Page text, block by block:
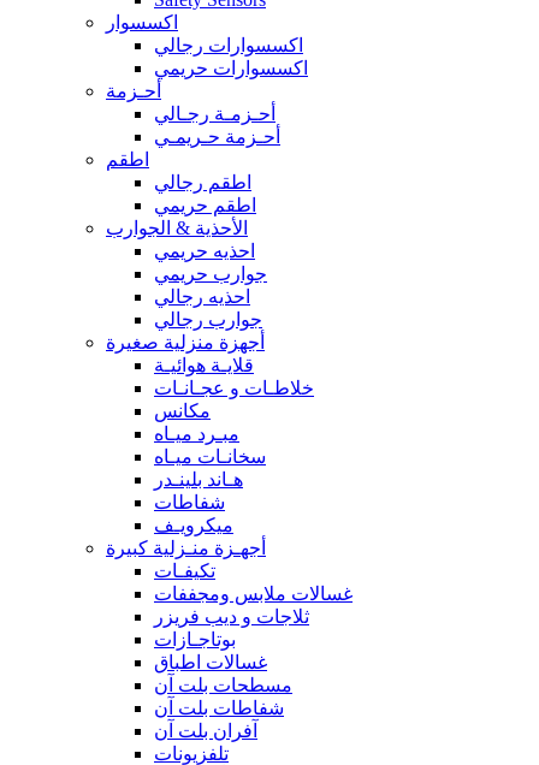
اكسسوار
اكسسوارات رجالي
اكسسوارات حريمي
أحـزمة
أحـزمـة رجـالي
أحـزمة حـريمـي
اطقم
اطقم رجالي
اطقم حريمي
الأحذية & الجوارب
احذيه حريمي
جوارب حريمي
احذيه رجالي
جوارب رجالي
أجهزة منزلية صغيرة
قلايـة هوائيـة
خلاطـات و عجـانـات
مكانس
مبـرد ميـاه
سخانـات ميـاه
هـاند بلينـدر
شفاطات
ميكرويـف
أجهـزة منـزلية كبيرة
تكيفـات
غسالات ملابس ومجففات
ثلاجات و ديب فريزر
بوتاجـازات
غسالات اطباق
مسطحات بلت آن
شفاطات بلت آن
آفران بلت آن
تلفزيونات